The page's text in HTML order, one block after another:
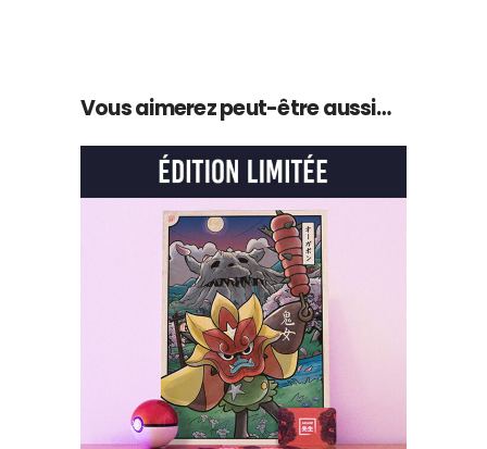
Vous aimerez peut-être aussi…
AJOUTER AU PANIER